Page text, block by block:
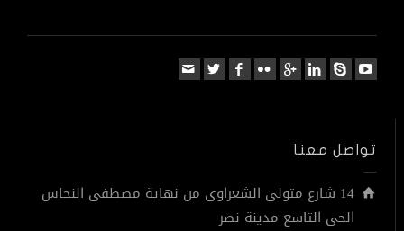
تواصل معنا
14 شارع متولى الشعراوى من نهاية مصطفى النحاس
الحى التاسع مدينة نصر